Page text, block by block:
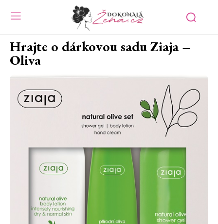
Hrajte o dárkovou sadu Ziaja –
Oliva